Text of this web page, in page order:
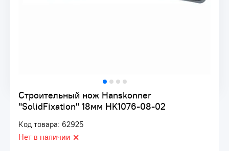
Строительный нож Hanskonner
"SolidFixation" 18мм HK1076-08-02
Код товара: 62925
Нет в наличии